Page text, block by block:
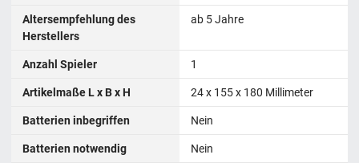
Altersempfehlung des
Herstellers
ab 5 Jahre
Anzahl Spieler 1
Artikelmaße L x B x H 24 x 155 x 180 Millimeter
Batterien inbegriffen Nein
Batterien notwendig Nein